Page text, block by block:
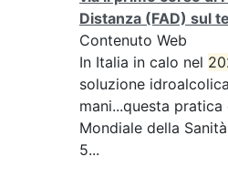
Distanza (FAD) sul
Contenuto Web
In Italia in calo nel
soluzione
mani...questa pratica
Mondiale della
5...